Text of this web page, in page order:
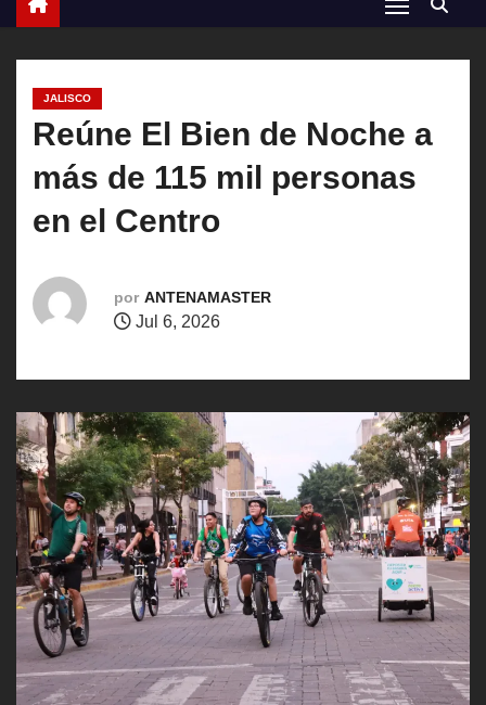
JALISCO
Reúne El Bien de Noche a
más de 115 mil personas
en el Centro
por ANTENAMASTER
Jul 6, 2026